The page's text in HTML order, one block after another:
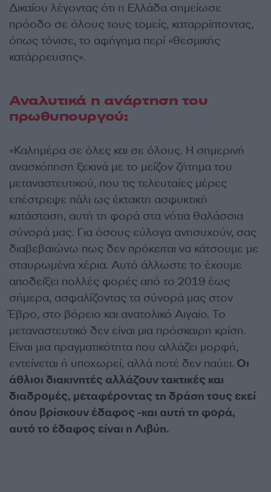
Δικαίου λέγοντας ότι η Ελλάδα σημείωσε
πρόοδο σε όλους τους τομείς, καταρρίπτοντας,
όπως τόνισε, το αφήγημα περί «θεσμικής
κατάρρευσης».
Αναλυτικά η ανάρτηση του
πρωθυπουργού:
«Καλημέρα σε όλες και σε όλους. Η σημερινή
ανασκόπηση ξεκινά με το μείζον ζήτημα του
μεταναστευτικού, που τις τελευταίες μέρες
επέστρεψε πάλι ως έκτακτη ασφυκτική
κατάσταση, αυτή τη φορά στα νότια θαλάσσια
σύνορά μας. Για όσους εύλογα ανησυχούν, σας
διαβεβαιώνω πως δεν πρόκειται να κάτσουμε με
σταυρωμένα χέρια. Αυτό άλλωστε το έχουμε
αποδείξει πολλές φορές από το 2019 έως
σήμερα, ασφαλίζοντας τα σύνορά μας στον
Έβρο, στο βόρειο και ανατολικό Αιγαίο. Το
μεταναστευτικό δεν είναι μια πρόσκαιρη κρίση.
Είναι μια πραγματικότητα που αλλάζει μορφή,
εντείνεται ή υποχωρεί, αλλά ποτέ δεν παύει. Οι
άθλιοι διακινητές αλλάζουν τακτικές και
διαδρομές, μεταφέροντας τη δράση τους εκεί
όπου βρίσκουν έδαφος -και αυτή τη φορά,
αυτό το έδαφος είναι η Λιβύη.